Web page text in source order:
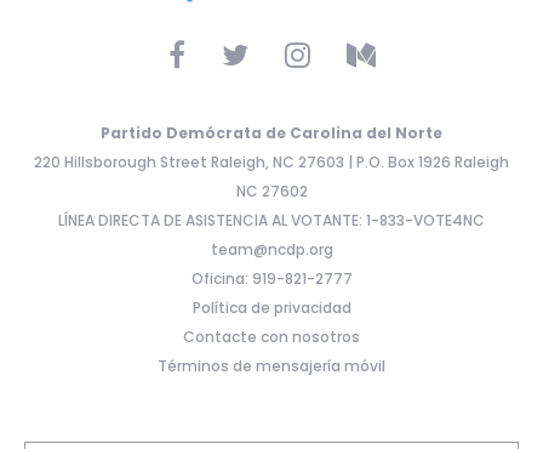
Partido Demócrata de Carolina del Norte
220 Hillsborough Street Raleigh, NC 27603 | P.O. Box 1926 Raleigh
NC 27602
LÍNEA DIRECTA DE ASISTENCIA AL VOTANTE: 1-833-VOTE4NC
team@ncdp.org
Oficina: 919-821-2777
Política de privacidad
Contacte con nosotros
Términos de mensajería móvil